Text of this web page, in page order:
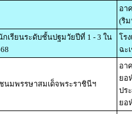
อา
(ริม
เรียนระดับชั้นปฐมวัยปีที่ 1 - 3 ใน
โร
ฉะ
นมพรรษาสมเด็จพระราชินีฯ
อา
ยอ
ปร
ยอ